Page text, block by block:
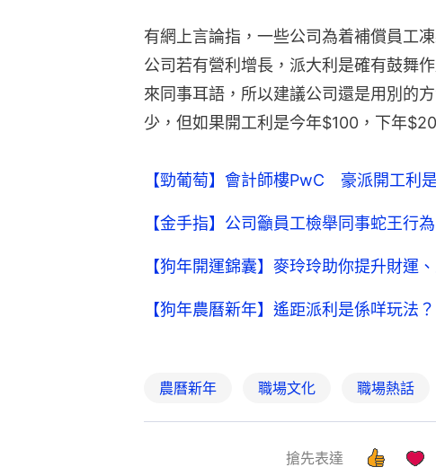
有網上言論指，一些公司為着補償員工
公司若有營利增長，派大利是確有鼓舞
來同事耳語，所以建議公司還是用別的
少，但如果開工利是今年$100，下年
【勁葡萄】會計師樓PwC 豪派開工利
【金手指】公司籲員工檢舉同事蛇王行
【狗年開運錦囊】麥玲玲助你提升財運
【狗年農曆新年】遙距派利是係咩玩
農曆新年 職場文化 職場熱話
搶先表達